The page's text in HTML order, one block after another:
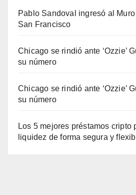
Pablo Sandoval ingresó al
San Francisco
Chicago se rindió ante ‘Ozzie’
su número
Chicago se rindió ante ‘Ozzie’
su número
Los 5 mejores préstamos cripto
liquidez de forma segura y